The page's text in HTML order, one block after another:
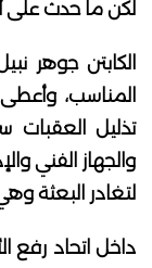
لكن ما حدث على
الكابتن جوهر
المناسب،
تذليل العقبات
والجهاز الفني
لتغادر البعثة
داخل اتحاد رفع